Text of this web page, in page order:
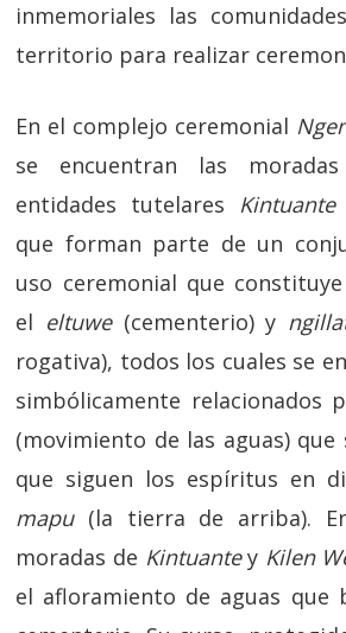
inmemoriales las
territorio para realizar
En el complejo ceremonial
se encuentran las
entidades tutelares
que forman parte de un
uso ceremonial que
el eltuwe (cementerio) y
rogativa), todos los cuales se
simbólicamente relacionados
(movimiento de las aguas) que
que siguen los espíritus en
mapu (la tierra de arriba).
moradas de Kintuantey Kilen
el afloramiento de aguas que